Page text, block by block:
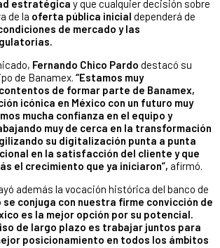
estratégica y que cualquier decisión sobre
de la oferta pública inicial dependerá de
de mercado y las
Fernando Chico Pardo destacó su
de Banamex. “Estamos muy
de formar parte de Banamex,
icónica en México con un futuro muy
mucha confianza en el equipo y
muy de cerca en la transformación
su digitalización punta a punta
en la satisfacción del cliente y que
el crecimiento que ya iniciaron”, afirmó.
además la vocación histórica del banco de
se conjuga con nuestra firme convicción de
es la mejor opción por su potencial.
de largo plazo es trabajar juntos para
posicionamiento en todos los ámbitos